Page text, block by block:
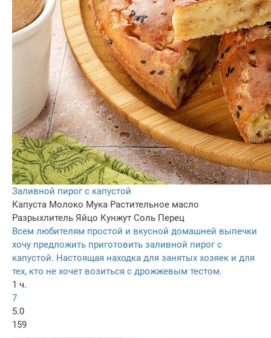
Заливной пирог с капустой
Капуста Молоко Мука Растительное масло
Разрыхлитель Яйцо Кунжут Соль Перец
Всем любителям простой и вкусной домашней выпечки
хочу предложить приготовить заливной пирог с
капустой. Настоящая находка для занятых хозяек и для
тех, кто не хочет возиться с дрожжевым тестом.
1 ч.
7
5.0
159